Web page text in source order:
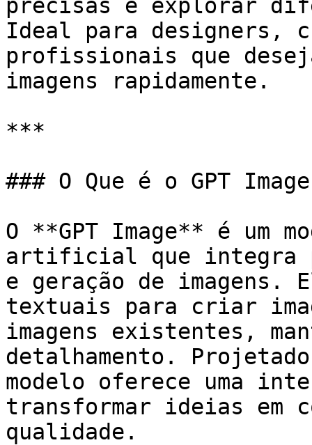
precisas e explorar
Ideal para designers,
profissionais que
imagens rapidamente.
***
### O Que é o GPT
O **GPT Image** é um
artificial que integra
e geração de
textuais para criar
imagens existentes,
detalhamento.
modelo oferece uma
transformar ideias em
qualidade.